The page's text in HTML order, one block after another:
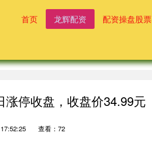
首页 龙辉配资 配资操盘股票
停收盘，收盘价34.99元
查看：72